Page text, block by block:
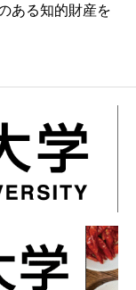
ある知的財産を